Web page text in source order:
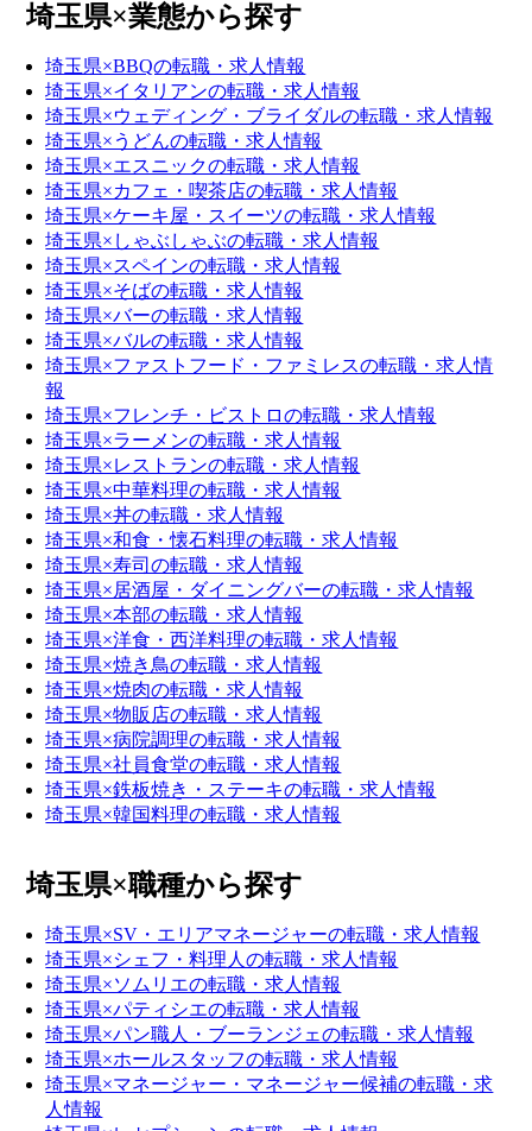
埼玉県×業態から探す
埼玉県×BBQの転職・求人情報
埼玉県×イタリアンの転職・求人情報
埼玉県×ウェディング・ブライダルの転職・求人情報
埼玉県×うどんの転職・求人情報
埼玉県×エスニックの転職・求人情報
埼玉県×カフェ・喫茶店の転職・求人情報
埼玉県×ケーキ屋・スイーツの転職・求人情報
埼玉県×しゃぶしゃぶの転職・求人情報
埼玉県×スペインの転職・求人情報
埼玉県×そばの転職・求人情報
埼玉県×バーの転職・求人情報
埼玉県×バルの転職・求人情報
埼玉県×ファストフード・ファミレスの転職・求人情
報
埼玉県×フレンチ・ビストロの転職・求人情報
埼玉県×ラーメンの転職・求人情報
埼玉県×レストランの転職・求人情報
埼玉県×中華料理の転職・求人情報
埼玉県×丼の転職・求人情報
埼玉県×和食・懐石料理の転職・求人情報
埼玉県×寿司の転職・求人情報
埼玉県×居酒屋・ダイニングバーの転職・求人情報
埼玉県×本部の転職・求人情報
埼玉県×洋食・西洋料理の転職・求人情報
埼玉県×焼き鳥の転職・求人情報
埼玉県×焼肉の転職・求人情報
埼玉県×物販店の転職・求人情報
埼玉県×病院調理の転職・求人情報
埼玉県×社員食堂の転職・求人情報
埼玉県×鉄板焼き・ステーキの転職・求人情報
埼玉県×韓国料理の転職・求人情報
埼玉県×職種から探す
埼玉県×SV・エリアマネージャーの転職・求人情報
埼玉県×シェフ・料理人の転職・求人情報
埼玉県×ソムリエの転職・求人情報
埼玉県×パティシエの転職・求人情報
埼玉県×パン職人・ブーランジェの転職・求人情報
埼玉県×ホールスタッフの転職・求人情報
埼玉県×マネージャー・マネージャー候補の転職・求
人情報